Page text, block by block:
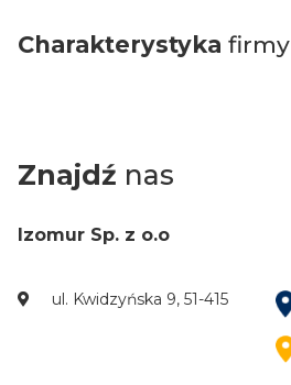
Charakterystyka firmy
Znajdź nas
Izomur Sp. z o.o
ul. Kwidzyńska 9, 51-415